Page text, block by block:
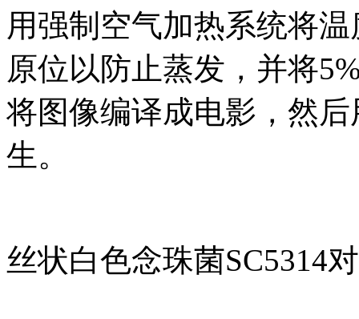
用强制空气加热系统将
原位以防止蒸发，并将
将图像编译成电影，然
生。
丝状白色念珠菌SC5314